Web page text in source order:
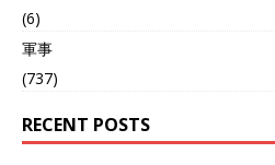
度当局，印度总理莫迪，印
度军方最近压力越来越大，
不得已要公布战损了。用S-
400防空导弹打下巴基斯坦
空军歼-10和JF-17枭龙战斗
机，也真亏印度军方，印度
(6)
軍事
(737)
RECENT POSTS